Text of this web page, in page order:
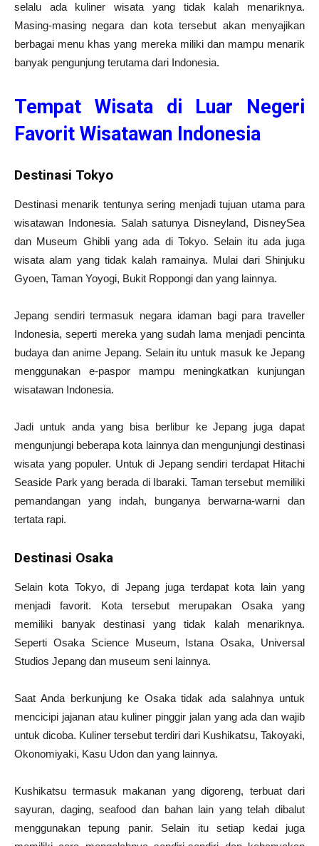
selalu ada kuliner wisata yang tidak kalah menariknya.
Masing-masing negara dan kota tersebut akan menyajikan
berbagai menu khas yang mereka miliki dan mampu menarik
banyak pengunjung terutama dari Indonesia.
Tempat Wisata di Luar Negeri
Favorit Wisatawan Indonesia
Destinasi Tokyo
Destinasi menarik tentunya sering menjadi tujuan utama para
wisatawan Indonesia. Salah satunya Disneyland, DisneySea
dan Museum Ghibli yang ada di Tokyo. Selain itu ada juga
wisata alam yang tidak kalah ramainya. Mulai dari Shinjuku
Gyoen, Taman Yoyogi, Bukit Roppongi dan yang lainnya.
Jepang sendiri termasuk negara idaman bagi para traveller
Indonesia, seperti mereka yang sudah lama menjadi pencinta
budaya dan anime Jepang. Selain itu untuk masuk ke Jepang
menggunakan e-paspor mampu meningkatkan kunjungan
wisatawan Indonesia.
Jadi untuk anda yang bisa berlibur ke Jepang juga dapat
mengunjungi beberapa kota lainnya dan mengunjungi destinasi
wisata yang populer. Untuk di Jepang sendiri terdapat Hitachi
Seaside Park yang berada di Ibaraki. Taman tersebut memiliki
pemandangan yang indah, bunganya berwarna-warni dan
tertata rapi.
Destinasi Osaka
Selain kota Tokyo, di Jepang juga terdapat kota lain yang
menjadi favorit. Kota tersebut merupakan Osaka yang
memiliki banyak destinasi yang tidak kalah menariknya.
Seperti Osaka Science Museum, Istana Osaka, Universal
Studios Jepang dan museum seni lainnya.
Saat Anda berkunjung ke Osaka tidak ada salahnya untuk
mencicipi jajanan atau kuliner pinggir jalan yang ada dan wajib
untuk dicoba. Kuliner tersebut terdiri dari Kushikatsu, Takoyaki,
Okonomiyaki, Kasu Udon dan yang lainnya.
Kushikatsu termasuk makanan yang digoreng, terbuat dari
sayuran, daging, seafood dan bahan lain yang telah dibalut
menggunakan tepung panir. Selain itu setiap kedai juga